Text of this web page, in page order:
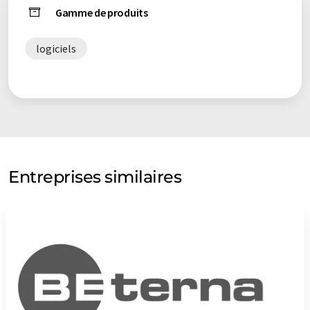
Gamme de produits
logiciels
Entreprises similaires